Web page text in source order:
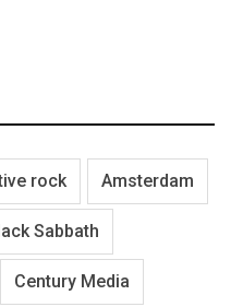
rock Amsterdam
Sabbath
Century Media